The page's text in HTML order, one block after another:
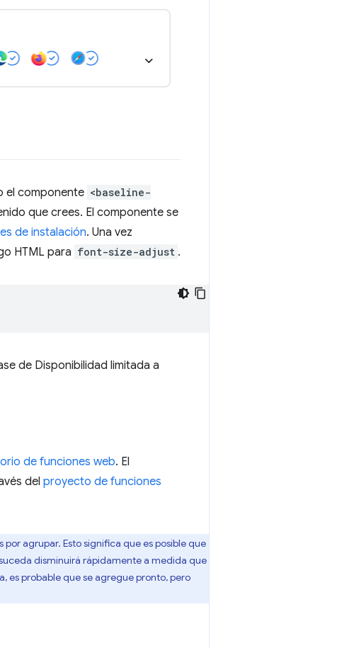
el componente <baseline-
que crees. El componente se
de instalación. Una vez
HTML para font-size-adjust .
de Disponibilidad limitada a
de funciones web. El
del proyecto de funciones
agrupar. Esto significa que es posible que
disminuirá rápidamente a medida que
es probable que se agregue pronto, pero